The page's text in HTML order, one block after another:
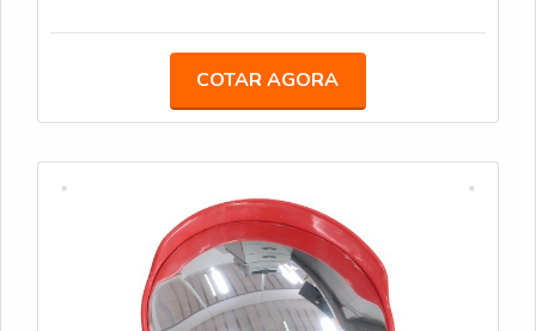
excluídos quando o processo se encerra, salvo
obrigação legal.
Para acessar politica, manual e recibos do espelho
acessível: área do cliente no site, e-mail de suporte e
PDF do manual com instruções de instalação e
manutenção. Exemplos práticos: remoção de
manchas, recomendações de parafusos compatíveis e
tolerâncias de montagem constam no manual,
permitindo resolver problemas simples sem acionar
COTAR AGORA